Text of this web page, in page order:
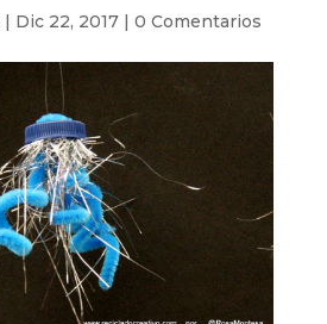
| Dic 22, 2017| 0 Comentarios